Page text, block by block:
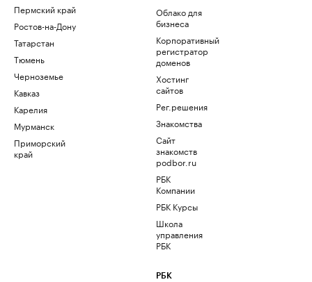
Пермский край
Ростов-на-Дону
Татарстан
Тюмень
Черноземье
Кавказ
Карелия
Мурманск
Приморский
край
Облако для
бизнеса
Корпоративный
регистратор
доменов
Хостинг
сайтов
Рег.решения
Знакомства
Сайт
знакомств
podbor.ru
РБК
Компании
РБК Курсы
Школа
управления
РБК
РБК